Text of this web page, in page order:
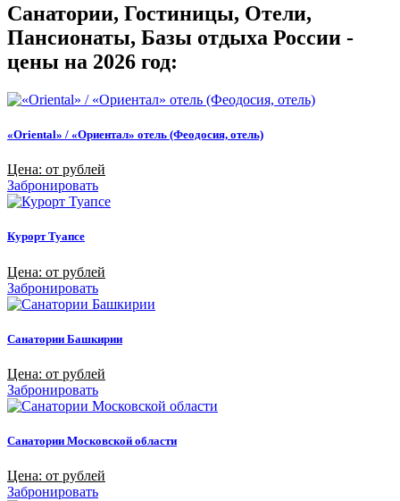
Санатории, Гостиницы, Отели,
Пансионаты, Базы отдыха России -
цены на 2026 год:
«Oriental» / «Ориентал» отель (Феодосия, отель)
Цена: от рублей
Забронировать
Курорт Туапсе
Цена: от рублей
Забронировать
Санатории Башкирии
Цена: от рублей
Забронировать
Санатории Московской области
Цена: от рублей
Забронировать